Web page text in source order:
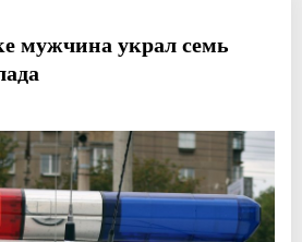
мужчина украл семь